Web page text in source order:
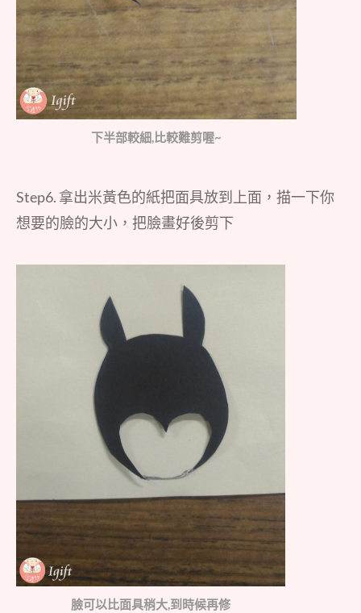
下半部較細,比較難剪喔~
Step6. 拿出米黃色的紙把面具放到上面，描一下你
想要的臉的大小，把臉畫好後剪下
臉可以比面具稍大,到時候再修